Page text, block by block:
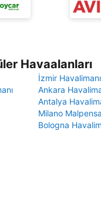
Havaalanları
İzmir Havalimanı
Ankara
Antalya
Milano
Bologna